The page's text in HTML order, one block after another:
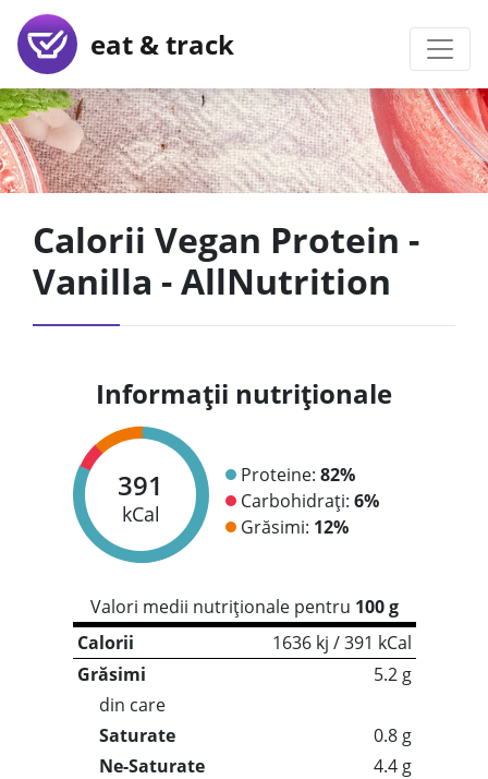
eat & track
Calorii Vegan Protein -
Vanilla - AllNutrition
Informații nutriționale
391
kCal
Proteine: 82%
Carbohidrați: 6%
Grăsimi: 12%
Valori medii nutriționale pentru 100 g
Calorii
1636 kj / 391 kCal
Grăsimi
5.2 g
din care
Saturate
0.8 g
Ne-Saturate
4.4 g